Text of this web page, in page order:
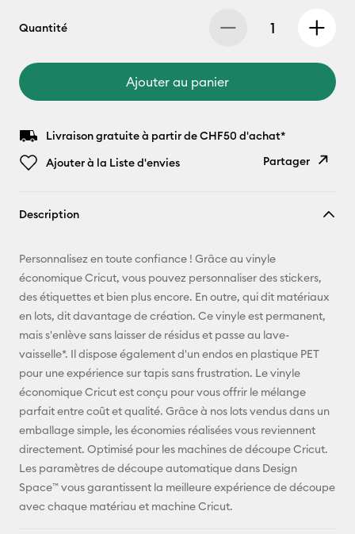
Quantité
Ajouter au panier
Livraison gratuite à partir de CHF50 d'achat*
Ajouter à la Liste d'envies
Partager
E-mail
Pinterest
Facebook
Description
Personnalisez en toute confiance ! Grâce au vinyle
économique Cricut, vous pouvez personnaliser des stickers,
des étiquettes et bien plus encore. En outre, qui dit matériaux
en lots, dit davantage de création. Ce vinyle est permanent,
mais s'enlève sans laisser de résidus et passe au lave-
vaisselle*. Il dispose également d'un endos en plastique PET
pour une expérience sur tapis sans frustration. Le vinyle
économique Cricut est conçu pour vous offrir le mélange
parfait entre coût et qualité. Grâce à nos lots vendus dans un
emballage simple, les économies réalisées vous reviennent
directement. Optimisé pour les machines de découpe Cricut.
Les paramètres de découpe automatique dans Design
Space™ vous garantissent la meilleure expérience de découpe
avec chaque matériau et machine Cricut.